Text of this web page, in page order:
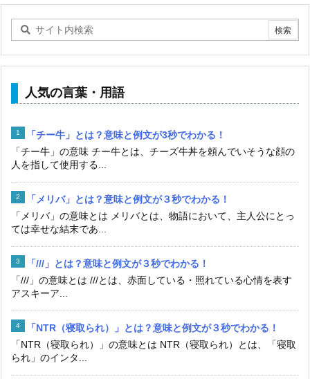
人気の言葉・用語
「チー牛」とは？意味と例文が3秒でわかる！
「チー牛」の意味 チー牛とは、チーズ牛丼を頼んでいそうな顔の
人を指して使用する...
「メリバ」とは？意味と例文が３秒でわかる！
「メリバ」の意味とは メリバとは、物語において、主人公にとっ
ては幸せな結末であ...
「///」とは？意味と例文が３秒でわかる！
「///」の意味とは ///とは、赤面している・照れている心情を表す
アスキーア...
「NTR（寝取られ）」とは？意味と例文が３秒でわかる！
「NTR（寝取られ）」の意味とは NTR（寝取られ）とは、「寝取
られ」のインタ...